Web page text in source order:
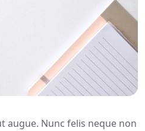
augue. Nunc felis neque non